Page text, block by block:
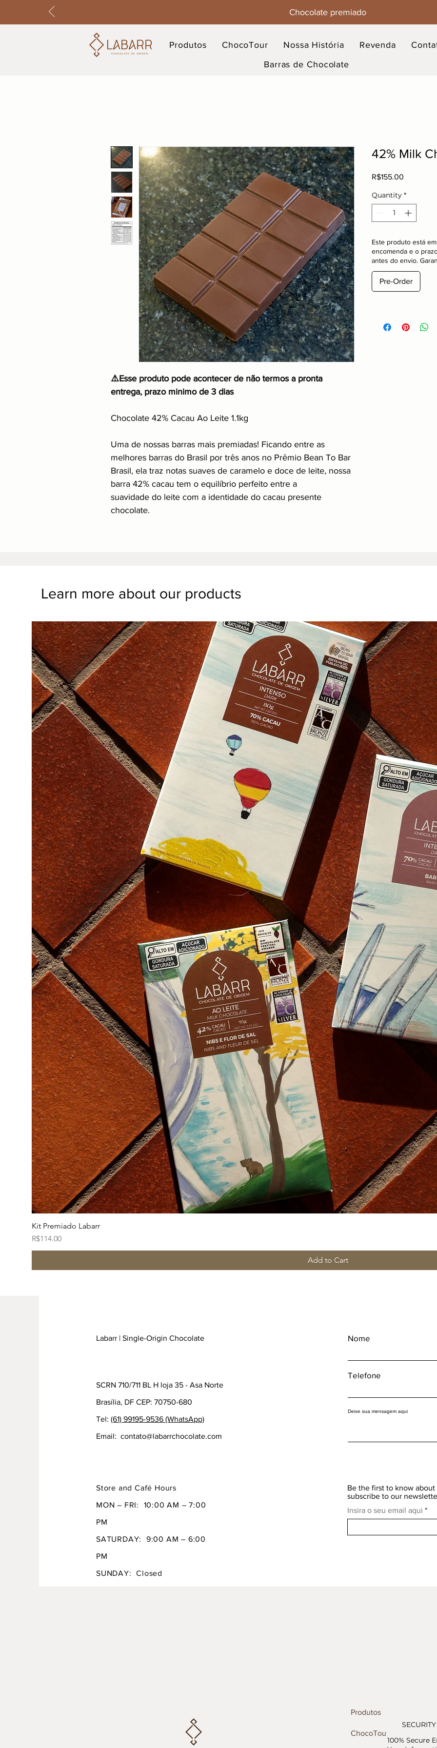
Chocolate premiado
Produtos ChocoTour Nossa História Revenda
Barras de Chocolate
⚠️Esse produto pode acontecer de não termos a pronta
entrega, prazo minimo de 3 dias
Chocolate 42% Cacau Ao Leite 1.1kg
Uma de nossas barras mais premiadas! Ficando entre as
melhores barras do Brasil por três anos no Prêmio Bean To Bar
Brasil, ela traz notas suaves de caramelo e doce de leite, nossa
barra 42% cacau tem o equilíbrio perfeito entre a
suavidade do leite com a identidade do cacau presente
chocolate.
42% Milk
R$155.00
Quantity *
Este produto está
encomenda e o
antes do envio.
Pre-Order
Learn more about our products
Kit Premiado Labarr
Price
R$114.00
Add to Cart
Labarr | Single-Origin Chocolate
SCRN 710/711 BL H loja 35 - Asa Norte
Brasília, DF CEP: 70750-680
Tel: (61) 99195-9536 (WhatsApp)
Email: contato@labarrchocolate.com
Store and Café Hours
MON – FRI: 10:00 AM – 7:00
PM
SATURDAY: 9:00 AM – 6:00
PM
SUNDAY: Closed
Nome
Telefone
Deixe sua mensagem aqui
Be the first to know
subscribe to our
Insira o seu email aqui
Produtos
ChocoTour
SECURITY
100% Secure